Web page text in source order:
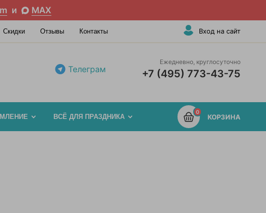
и MAX
Скидки Отзывы Контакты Вход на сайт
Телеграм
Ежедневно, круглосуточно
+7 (495) 773-43-75
0
КОРЗИНА
ВСЁ ДЛЯ ПРАЗДНИКА